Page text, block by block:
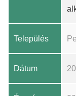
Település
Dátum